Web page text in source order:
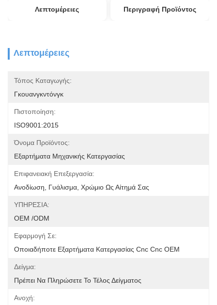
Λεπτομέρειες Περιγραφή Προϊόντος
Λεπτομέρειες
Τόπος Καταγωγής:
Γκουανγκντόνγκ
Πιστοποίηση:
ISO9001:2015
Όνομα Προϊόντος:
Εξαρτήματα Μηχανικής Κατεργασίας
Επιφανειακή Επεξεργασία:
Ανοδίωση, Γυάλισμα, Χρώμιο Ως Αίτημά Σας
ΥΠΗΡΕΣΙΑ:
OEM /ODM
Εφαρμογή Σε:
Οποιαδήποτε Εξαρτήματα Κατεργασίας Cnc Cnc OEM
Δείγμα:
Πρέπει Να Πληρώσετε Το Τέλος Δείγματος
Ανοχή: